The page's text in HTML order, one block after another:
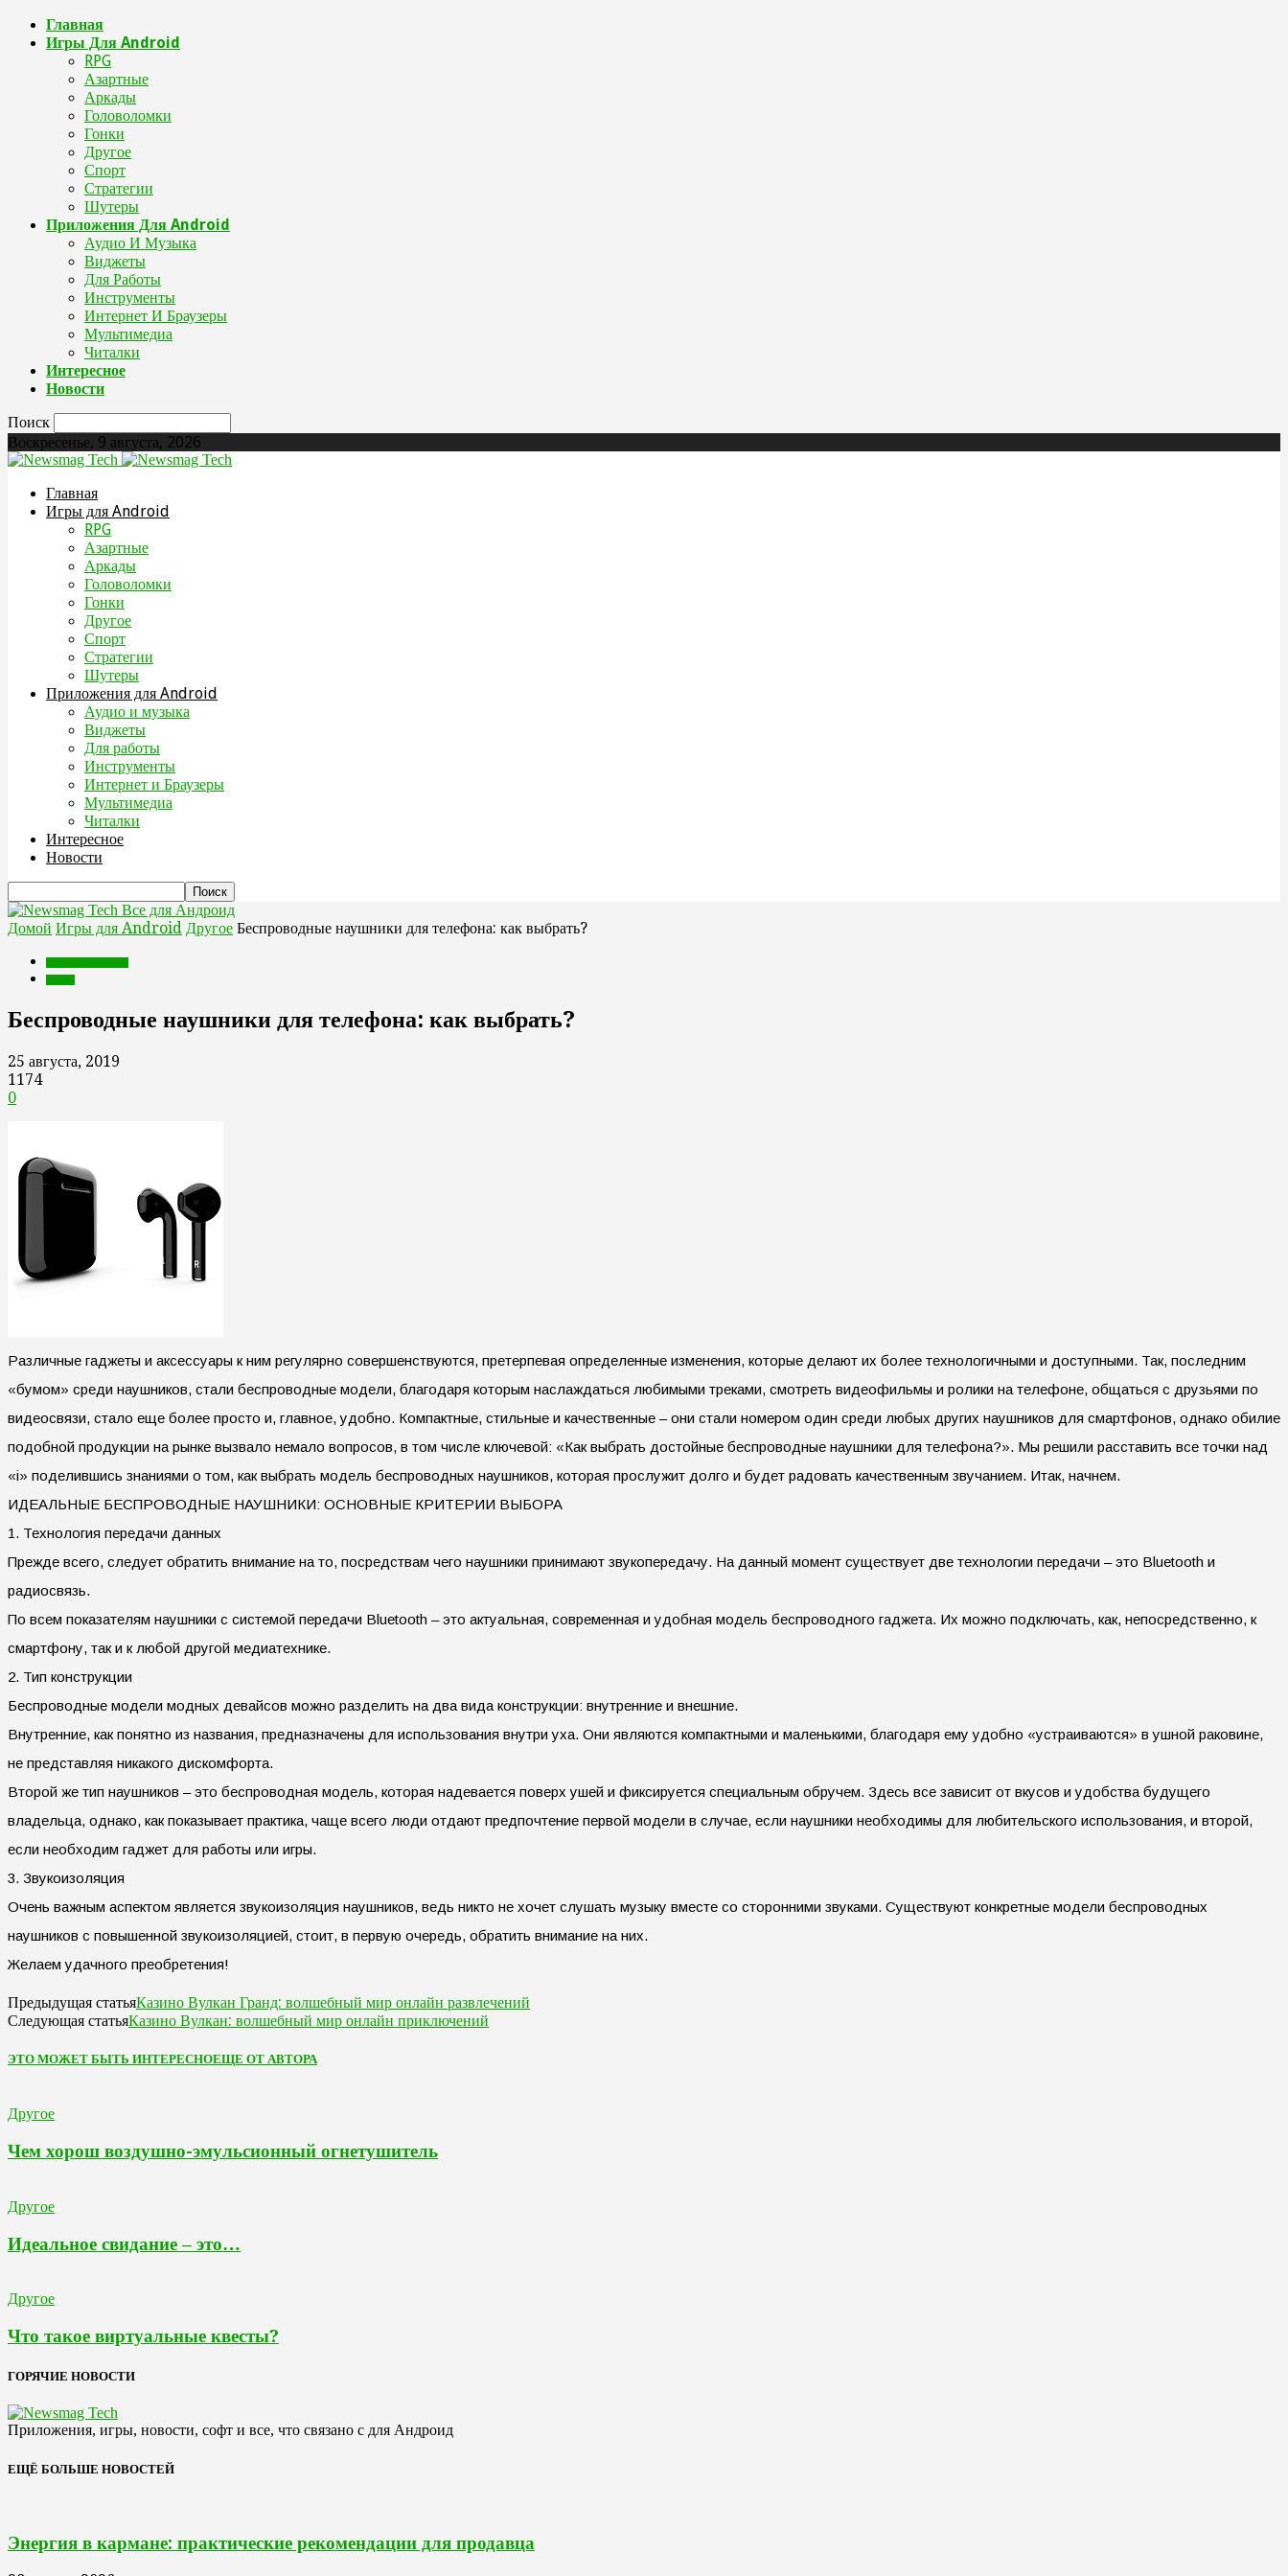
Главная
Игры Для Android
RPG
Азартные
Аркады
Головоломки
Гонки
Другое
Спорт
Стратегии
Шутеры
Приложения Для Android
Аудио И Музыка
Виджеты
Для Работы
Инструменты
Интернет И Браузеры
Мультимедиа
Читалки
Интересное
Новости
Поиск
Воскресенье, 9 августа, 2026
Главная
Игры для Android
RPG
Азартные
Аркады
Головоломки
Гонки
Другое
Спорт
Стратегии
Шутеры
Приложения для Android
Аудио и музыка
Виджеты
Для работы
Инструменты
Интернет и Браузеры
Мультимедиа
Читалки
Интересное
Новости
Все для Андроид
Домой Игры для Android Другое Беспроводные наушники для телефона: как выбрать?
Беспроводные наушники для телефона: как выбрать?
25 августа, 2019
1174
0
Различные гаджеты и аксессуары к ним регулярно совершенствуются, претерпевая определенные изменения, которые делают их более технологичными и доступными. Так, последним
«бумом» среди наушников, стали беспроводные модели, благодаря которым наслаждаться любимыми треками, смотреть видеофильмы и ролики на телефоне, общаться с друзьями по
видеосвязи, стало еще более просто и, главное, удобно. Компактные, стильные и качественные – они стали номером один среди любых других наушников для смартфонов, однако обилие
подобной продукции на рынке вызвало немало вопросов, в том числе ключевой: «Как выбрать достойные беспроводные наушники для телефона?». Мы решили расставить все точки над
«i» поделившись знаниями о том, как выбрать модель беспроводных наушников, которая прослужит долго и будет радовать качественным звучанием. Итак, начнем.
ИДЕАЛЬНЫЕ БЕСПРОВОДНЫЕ НАУШНИКИ: ОСНОВНЫЕ КРИТЕРИИ ВЫБОРА
1. Технология передачи данных
Прежде всего, следует обратить внимание на то, посредствам чего наушники принимают звукопередачу. На данный момент существует две технологии передачи – это Bluetooth и
радиосвязь.
По всем показателям наушники с системой передачи Bluetooth – это актуальная, современная и удобная модель беспроводного гаджета. Их можно подключать, как, непосредственно, к
смартфону, так и к любой другой медиатехнике.
2. Тип конструкции
Беспроводные модели модных девайсов можно разделить на два вида конструкции: внутренние и внешние.
Внутренние, как понятно из названия, предназначены для использования внутри уха. Они являются компактными и маленькими, благодаря ему удобно «устраиваются» в ушной раковине,
не представляя никакого дискомфорта.
Второй же тип наушников – это беспроводная модель, которая надевается поверх ушей и фиксируется специальным обручем. Здесь все зависит от вкусов и удобства будущего
владельца, однако, как показывает практика, чаще всего люди отдают предпочтение первой модели в случае, если наушники необходимы для любительского использования, и второй,
если необходим гаджет для работы или игры.
3. Звукоизоляция
Очень важным аспектом является звукоизоляция наушников, ведь никто не хочет слушать музыку вместе со сторонними звуками. Существуют конкретные модели беспроводных
наушников с повышенной звукоизоляцией, стоит, в первую очередь, обратить внимание на них.
Желаем удачного преобретения!
Предыдущая статьяКазино Вулкан Гранд: волшебный мир онлайн развлечений
Следующая статьяКазино Вулкан: волшебный мир онлайн приключений
ЭТО МОЖЕТ БЫТЬ ИНТЕРЕСНОЕЩЕ ОТ АВТОРА
Другое
Чем хорош воздушно-эмульсионный огнетушитель
Другое
Идеальное свидание – это…
Другое
Что такое виртуальные квесты?
ГОРЯЧИЕ НОВОСТИ
Приложения, игры, новости, софт и все, что связано с для Андроид
ЕЩЁ БОЛЬШЕ НОВОСТЕЙ
Энергия в кармане: практические рекомендации для продавца